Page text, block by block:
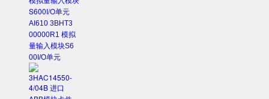
AI610 3BHT3
00000R1 模拟
量输入模块S6
00I/O单元